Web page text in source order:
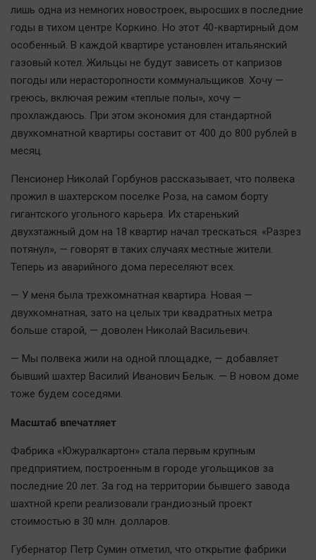
Интервью
Качество жизни
Конкурс
Народная журналистика
Обсуждаем
Отдых
Персона
Последняя инстанция
Светская жизнь
Тенденции
Точка на карте
лишь одна из немногих новостроек, выросших в последние
годы в тихом центре Коркино. Но этот 40-квартирный дом
особенный. В каждой квартире установлен итальянский
газовый котел. Жильцы не будут зависеть от капризов
погоды или нерасторопности коммунальщиков. Хочу —
греюсь, включая режим «теплые полы», хочу —
прохлаждаюсь. При этом экономия для стандартной
двухкомнатной квартиры составит от 400 до 800 рублей в
месяц.
Пенсионер Николай Горбунов рассказывает, что полвека
прожил в шахтерском поселке Роза, на самом борту
гигантского угольного карьера. Их старенький
двухэтажный дом на 18 квартир начал трескаться. «Разрез
потянул», — говорят в таких случаях местные жители.
Теперь из аварийного дома переселяют всех.
— У меня была трехкомнатная квартира. Новая —
двухкомнатная, зато на целых три квадратных метра
больше старой, — доволен Николай Васильевич.
— Мы полвека жили на одной площадке, — добавляет
бывший шахтер Василий Иванович Белык. — В новом доме
тоже будем соседями.
Масштаб впечатляет
Фабрика «Южуралкартон» стала первым крупным
предприятием, построенным в городе угольщиков за
последние 20 лет. За год на территории бывшего завода
шахтной крепи реализовали грандиозный проект
стоимостью в 30 млн. долларов.
Губернатор Петр Сумин отметил, что открытие фабрики